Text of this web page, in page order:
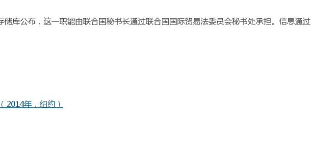
库公布，这一职能由联合国秘书长通过联合国国际贸易法委员会秘书处承担。信息通过
2014年，纽约）